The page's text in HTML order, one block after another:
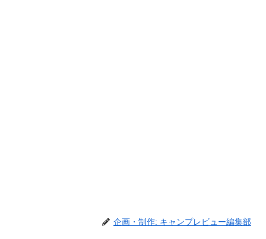
企画・制作: キャンプレビュー編集部